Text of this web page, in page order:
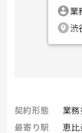
業
渋
契約形態
業務
最寄り駅
恵比